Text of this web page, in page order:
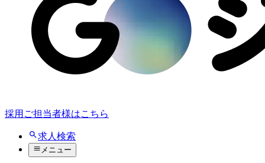
採用ご担当者様はこちら
求人検索
メニュー